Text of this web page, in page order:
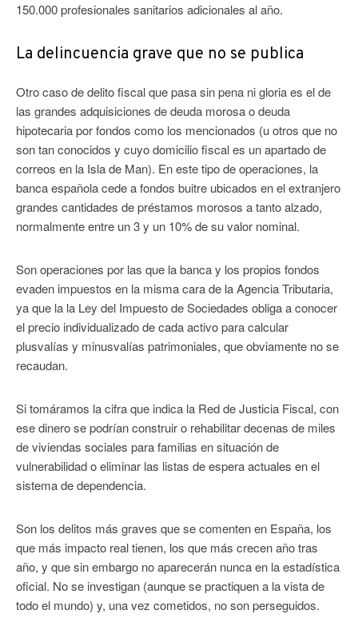
150.000 profesionales sanitarios adicionales al año.
La delincuencia grave que no se publica
Otro caso de delito fiscal que pasa sin pena ni gloria es el de
las grandes adquisiciones de deuda morosa o deuda
hipotecaria por fondos como los mencionados (u otros que no
son tan conocidos y cuyo domicilio fiscal es un apartado de
correos en la Isla de Man). En este tipo de operaciones, la
banca española cede a fondos buitre ubicados en el extranjero
grandes cantidades de préstamos morosos a tanto alzado,
normalmente entre un 3 y un 10% de su valor nominal.
Son operaciones por las que la banca y los propios fondos
evaden impuestos en la misma cara de la Agencia Tributaria,
ya que la la Ley del Impuesto de Sociedades obliga a conocer
el precio individualizado de cada activo para calcular
plusvalías y minusvalías patrimoniales, que obviamente no se
recaudan.
Si tomáramos la cifra que indica la Red de Justicia Fiscal, con
ese dinero se podrían construir o rehabilitar decenas de miles
de viviendas sociales para familias en situación de
vulnerabilidad o eliminar las listas de espera actuales en el
sistema de dependencia.
Son los delitos más graves que se comenten en España, los
que más impacto real tienen, los que más crecen año tras
año, y que sin embargo no aparecerán nunca en la estadística
oficial. No se investigan (aunque se practiquen a la vista de
todo el mundo) y, una vez cometidos, no son perseguidos.